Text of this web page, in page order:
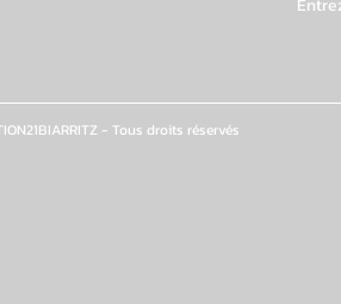
- Tous droits réservés